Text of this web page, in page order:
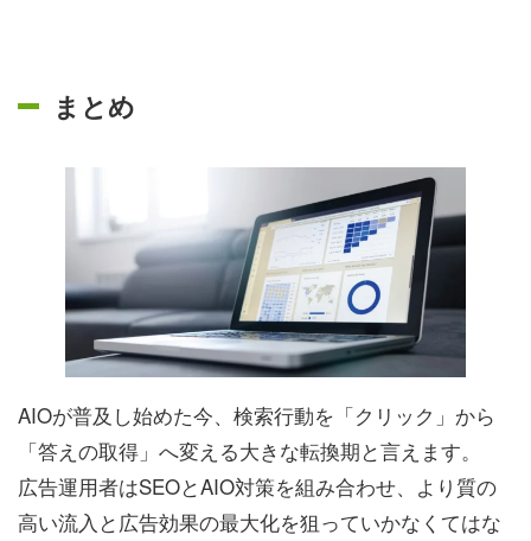
まとめ
AIOが普及し始めた今、検索行動を「クリック」から
「答えの取得」へ変える大きな転換期と言えます。
広告運用者はSEOとAIO対策を組み合わせ、より質の
高い流入と広告効果の最大化を狙っていかなくてはな